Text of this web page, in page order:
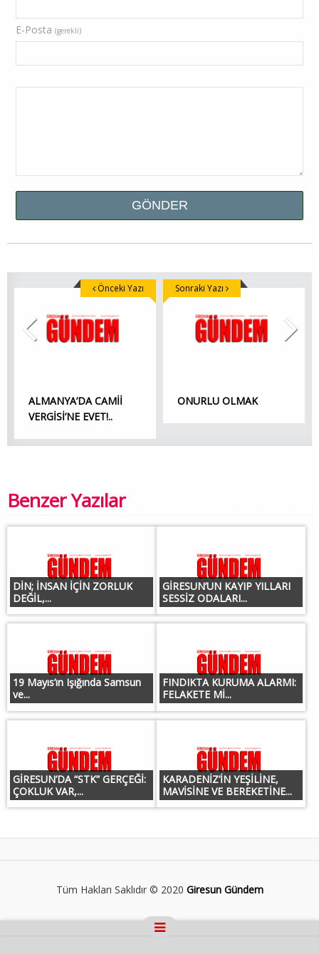
E-Posta (gerekli)
ALMANYA’DA CAMİİ
VERGİSİ’NE EVET!..
Önceki Yazı
ONURLU OLMAK
Sonraki Yazı
Benzer Yazılar
DİN; İNSAN İÇİN ZORLUK
DEĞİL,...
GİRESUN’UN KAYIP YILLARI
SESSİZ ODALARI...
19 Mayıs’ın Işığında Samsun
ve...
FINDIKTA KURUMA ALARMI:
FELAKETE Mİ...
GİRESUN’DA “STK” GERÇEĞİ:
ÇOKLUK VAR,...
KARADENİZ’İN YEŞİLİNE,
MAVİSİNE VE BEREKETİNE...
Tüm Hakları Saklıdır © 2020 Giresun Gündem